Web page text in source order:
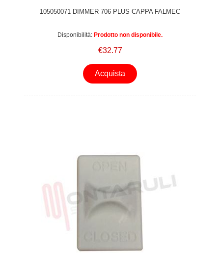
105050071 DIMMER 706 PLUS CAPPA FALMEC
Disponibilità: Prodotto non disponibile.
€32.77
Acquista